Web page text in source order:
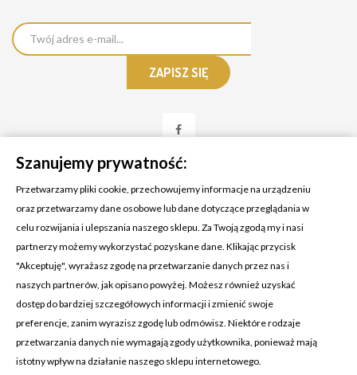
KONTAKT Z NAMI
Adres:
Cosmetic4car
Budzisz 73A
39-200 Dębica
Dominik:
Klaudia: +48 730634730
Szanujemy prywatność:
Przetwarzamy pliki cookie, przechowujemy informacje na urządzeniu
oraz przetwarzamy dane osobowe lub dane dotyczące przeglądania w
celu rozwijania i ulepszania naszego sklepu. Za Twoją zgodą my i nasi
partnerzy możemy wykorzystać pozyskane dane. Klikając przycisk
"Akceptuję", wyrażasz zgodę na przetwarzanie danych przez nas i
naszych partnerów, jak opisano powyżej. Możesz również uzyskać
dostęp do bardziej szczegółowych informacji i zmienić swoje
preferencje, zanim wyrazisz zgodę lub odmówisz. Niektóre rodzaje
przetwarzania danych nie wymagają zgody użytkownika, ponieważ mają
istotny wpływ na działanie naszego sklepu internetowego.